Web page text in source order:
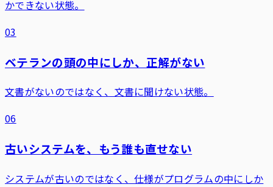
かできない状態。
03
ベテランの頭の中にしか、正解がない
文書がないのではなく、文書に聞けない状態。
06
古いシステムを、もう誰も直せない
システムが古いのではなく、仕様がプログラムの中にしか